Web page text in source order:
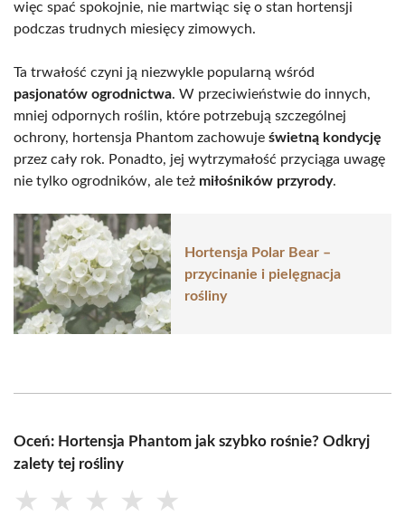
więc spać spokojnie, nie martwiąc się o stan hortensji
podczas trudnych miesięcy zimowych.
Ta trwałość czyni ją niezwykle popularną wśród
pasjonatów ogrodnictwa. W przeciwieństwie do innych,
mniej odpornych roślin, które potrzebują szczególnej
ochrony, hortensja Phantom zachowuje świetną kondycję
przez cały rok. Ponadto, jej wytrzymałość przyciąga uwagę
nie tylko ogrodników, ale też miłośników przyrody.
Hortensja Polar Bear –
przycinanie i pielęgnacja
rośliny
Oceń: Hortensja Phantom jak szybko rośnie? Odkryj
zalety tej rośliny
★ ★ ★ ★ ★